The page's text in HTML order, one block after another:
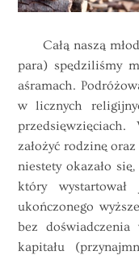
Całą naszą
para) spędziliśmy
aśramach.
w licznych
założyć rodzinę
niestety okazało
który
ukończonego
bez
kapitału